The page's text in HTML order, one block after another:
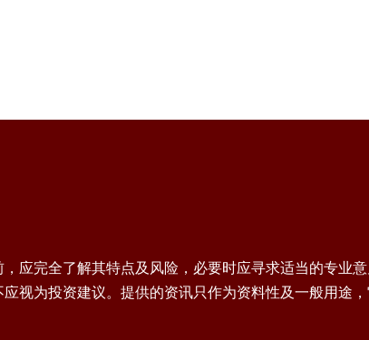
应完全了解其特点及风险，必要时应寻求适当的专业
视为投资建议。提供的资讯只作为资料性及一般用途